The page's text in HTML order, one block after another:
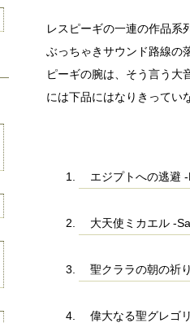
レスピーギの一連の作品系
ぶっちゃきサウンド路線の
ピーギの腕は、そう言う大
には下品にはなりきってい
エジプトへの逃避
大天使ミカエル -
聖クララの朝の祈
偉大なる聖グレゴ